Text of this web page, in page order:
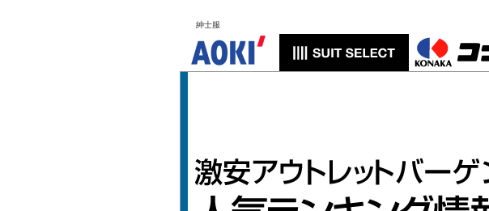
紳士服